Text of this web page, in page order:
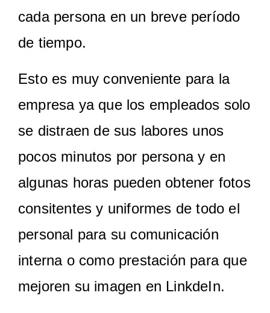
cada persona en un breve período
de tiempo.
Esto es muy conveniente para la
empresa ya que los empleados solo
se distraen de sus labores unos
pocos minutos por persona y en
algunas horas pueden obtener fotos
consitentes y uniformes de todo el
personal para su comunicación
interna o como prestación para que
mejoren su imagen en LinkdeIn.